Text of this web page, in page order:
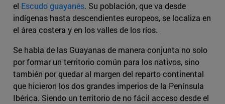
el Escudo guayanés. Su población, que va desde
indígenas hasta descendientes europeos, se localiza en
el área costera y en los valles de los ríos.
Se habla de las Guayanas de manera conjunta no solo
por formar un territorio común para los nativos, sino
también por quedar al margen del reparto continental
que hicieron los dos grandes imperios de la Península
Ibérica. Siendo un territorio de no fácil acceso desde el